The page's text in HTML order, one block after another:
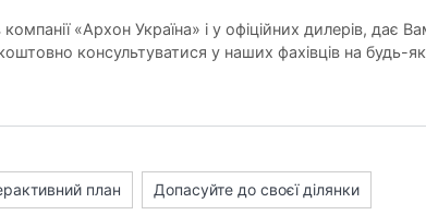
«Архон Україна» і у офіційних дилерів, дає
консультуватися у наших фахівців на будь-
план Допасуйте до своєї ділянки